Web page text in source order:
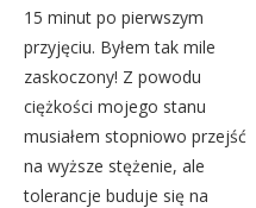
15 minut po pierwszym
przyjęciu. Byłem tak mile
zaskoczony! Z powodu
ciężkości mojego stanu
musiałem stopniowo przejść
na wyższe stężenie, ale
tolerancje buduje się na